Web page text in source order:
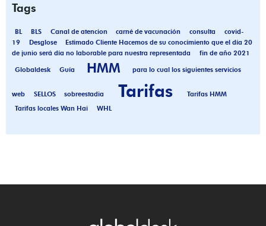
Tags
BL BLS Canal de atencion carné de vacunación consulta
covid-
19
Desglose
Estimado Cliente Hacemos de su conocimiento que el día 20
de junio será día no laborable para nuestra representada
fin de año 2021
Globaldesk Guía HMM para lo cual los siguientes servicios
web SELLOS sobreestadia Tarifas
Tarifas HMM
Tarifas locales Wan Hai
WHL